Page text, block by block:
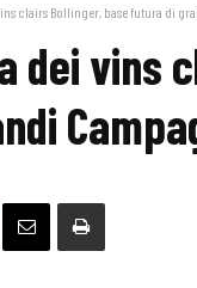
clairs Bollinger, base futura di
dei vins